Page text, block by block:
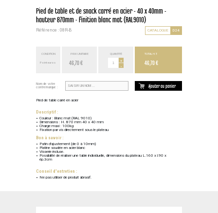
Pied de table et de snack carré en acier - 40 x 40mm -
hauteur 870mm - finition blanc mat (RAL9010)
Référence : 08R-B CATALOGUE D24
CONDITION
Point euros
PRIX UNITAIRE
46,70 €
QUANTITÉ
+
-
TOTAL H.T.
46,70 €
Nom de votre
contremarque :
Ajouter au panier
Pied de table carré en acier
Descriptif :
Couleur : Blanc mat (RAL 9010)
Dimensions : H. 870 mm 40 x 40 mm
Charge maxi : 100kg
Fixation par vis directement sous le plateau
Bon à savoir :
Patin d'ajustement (de 0 à 10mm)
Platine soudée en acier blanc
Visserie incluse.
Possibilité de réaliser une table individuelle, dimensions du plateau L.160 x l.90 x
ép.3cm
Conseil d'entretien :
Ne pas utiliser de produit abrasif.